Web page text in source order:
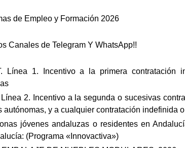
de Empleo y Formación 2026
Canales de Telegram Y WhatsApp!!
Línea 1. Incentivo a la primera contratación
2. Incentivo a la segunda o sucesivas
autónomas, y a cualquier contratación indefinida
jóvenes andaluzas o residentes en
(Programa «Innovactiva»)